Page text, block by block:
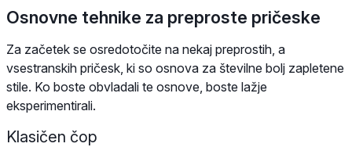
Osnovne tehnike za preproste pričeske
Za začetek se osredotočite na nekaj preprostih, a
vsestranskih pričesk, ki so osnova za številne bolj zapletene
stile. Ko boste obvladali te osnove, boste lažje
eksperimentirali.
Klasičen čop